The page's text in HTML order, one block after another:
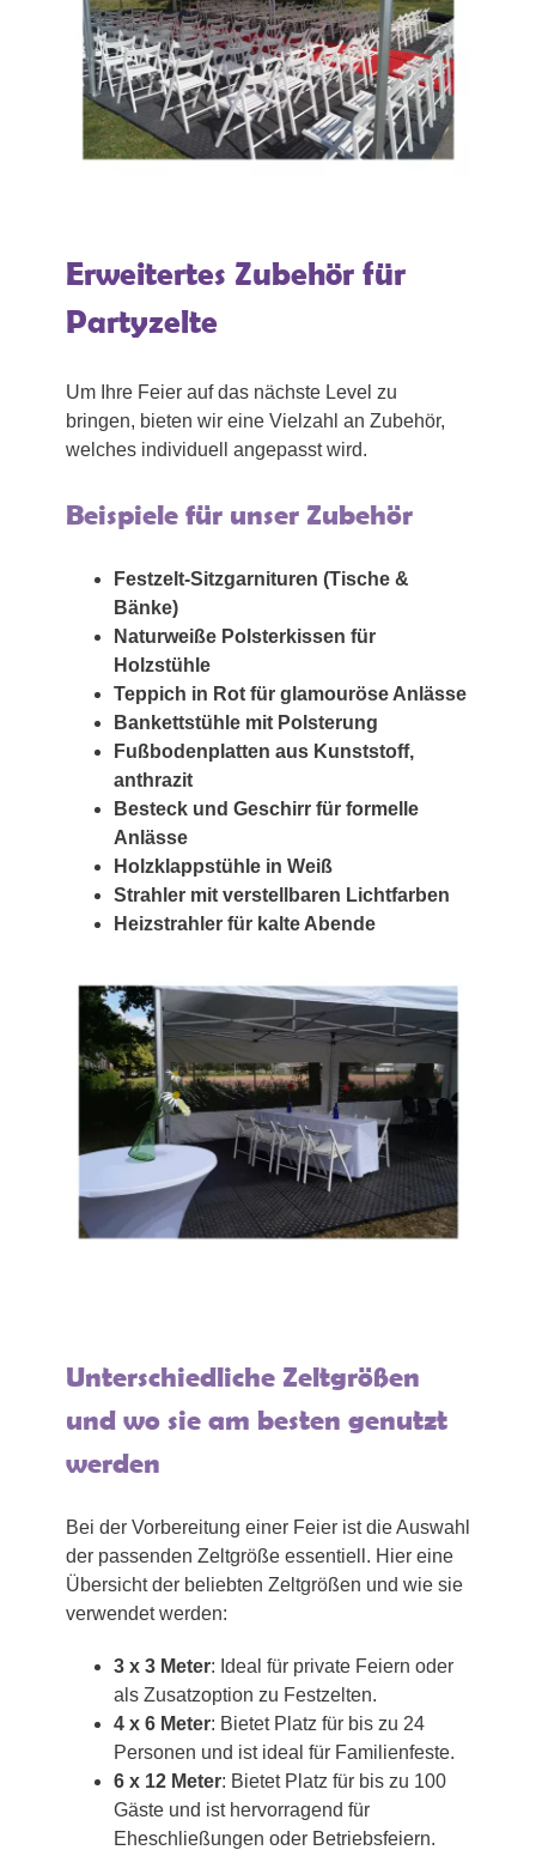
Erweitertes Zubehör für
Partyzelte
Um Ihre Feier auf das nächste Level zu
bringen, bieten wir eine Vielzahl an Zubehör,
welches individuell angepasst wird.
Beispiele für unser Zubehör
Festzelt-Sitzgarnituren (Tische &
Bänke)
Naturweiße Polsterkissen für
Holzstühle
Teppich in Rot für glamouröse Anlässe
Bankettstühle mit Polsterung
Fußbodenplatten aus Kunststoff,
anthrazit
Besteck und Geschirr für formelle
Anlässe
Holzklappstühle in Weiß
Strahler mit verstellbaren Lichtfarben
Heizstrahler für kalte Abende
Unterschiedliche Zeltgrößen
und wo sie am besten genutzt
werden
Bei der Vorbereitung einer Feier ist die Auswahl
der passenden Zeltgröße essentiell. Hier eine
Übersicht der beliebten Zeltgrößen und wie sie
verwendet werden:
3 x 3 Meter: Ideal für private Feiern oder
als Zusatzoption zu Festzelten.
4 x 6 Meter: Bietet Platz für bis zu 24
Personen und ist ideal für Familienfeste.
6 x 12 Meter: Bietet Platz für bis zu 100
Gäste und ist hervorragend für
Eheschließungen oder Betriebsfeiern.